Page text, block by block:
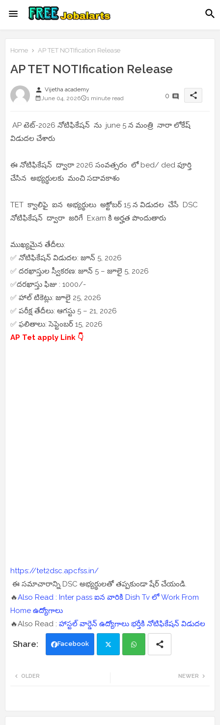
Home AP TET NOTIfication Release
AP TET NOTIfication Release
person Vijetha academy
June 04, 2026
1 minute read 0 share
AP టెట్-2026 నోటిఫికేషన్ ను june 5 న మంత్రి నారా లోకేష్
విడుదల చేశారు
ఈ నోటిఫికేషన్ ద్వారా 2026 సంవత్సరం లో bed/ ded పూర్తి
చేసిన అభ్యర్థులకు మంచి సదావకాశం
TET క్వాలిఫై ఐన అభ్యర్థులు అక్టోబర్ 15 న విడుదల చేసే DSC
నోటిఫికేషన్ ద్వారా జరిగే Exam కి అర్హత పొందుతారు
ముఖ్యమైన తేదీలు:
✅ నోటిఫికేషన్ విడుదల: జూన్ 5, 2026
✅ దరఖాస్తుల స్వీకరణ: జూన్ 5 – జూలై 5, 2026
✅దరఖాస్తు ఫిజు : 1000/-
✅ హాల్ టికెట్లు: జూలై 25, 2026
✅ పరీక్ష తేదీలు: ఆగస్టు 5 – 21, 2026
✅ ఫలితాలు: సెప్టెంబర్ 15, 2026
AP Tet apply Link 👇
https://tet2dsc.apcfss.in/
ఈ సమాచారాన్ని DSC అభ్యర్థులతో తప్పకుండా షేర్ చేయండి.
🔥Also Read : Inter pass ఐన వారికి Dish Tv లో Work From
Home ఉద్యోగాలు
🔥Also Read : హాస్టల్ వార్డెన్ ఉద్యోగాలు భర్తీకి నోటిఫికేషన్ విడుదల
Facebook
NEWER
OLDER